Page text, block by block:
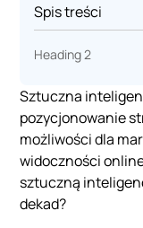
Spis treści
Heading 2
Sztuczna
pozycjonowanie
możliwości dla
widoczności
sztuczną
dekad?